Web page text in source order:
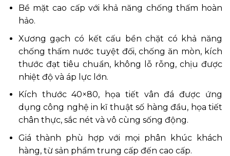
Bề mặt cao cấp với khả năng chống thấm hoàn
hảo.
Xương gạch có kết cấu bền chặt có khả năng
chống thấm nước tuyệt đối, chống ăn mòn, kích
thước đạt tiêu chuẩn, không lỗ rỗng, chịu được
nhiệt độ và áp lực lớn.
Kích thước 40×80, họa tiết vân đá được ứng
dụng công nghệ in kĩ thuật số hàng đầu, họa tiết
chân thực, sắc nét và vô cùng sống động.
Giá thành phù hợp với mọi phân khúc khách
hàng, từ sản phẩm trung cấp đến cao cấp.